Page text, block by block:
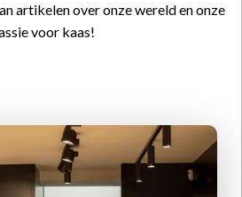
artikelen over onze wereld en onze
voor kaas!